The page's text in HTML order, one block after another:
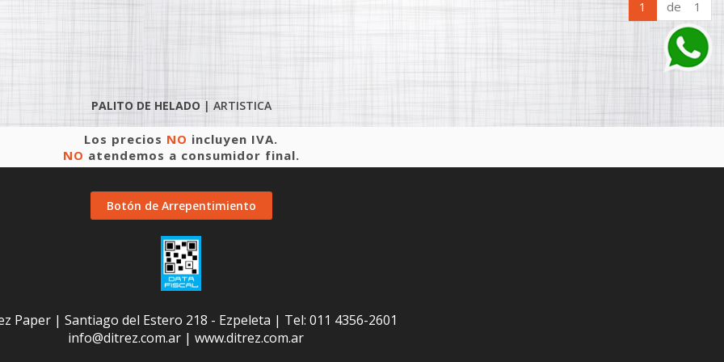
1 de 1
PALITO DE HELADO| ARTISTICA
Los precios NO incluyen IVA.
NO atendemos a consumidor final.
Botón de Arrepentimiento
Paper | Santiago del Estero 218 - Ezpeleta | Tel: 011 4356-2601
info@ditrez.com.ar | www.ditrez.com.ar